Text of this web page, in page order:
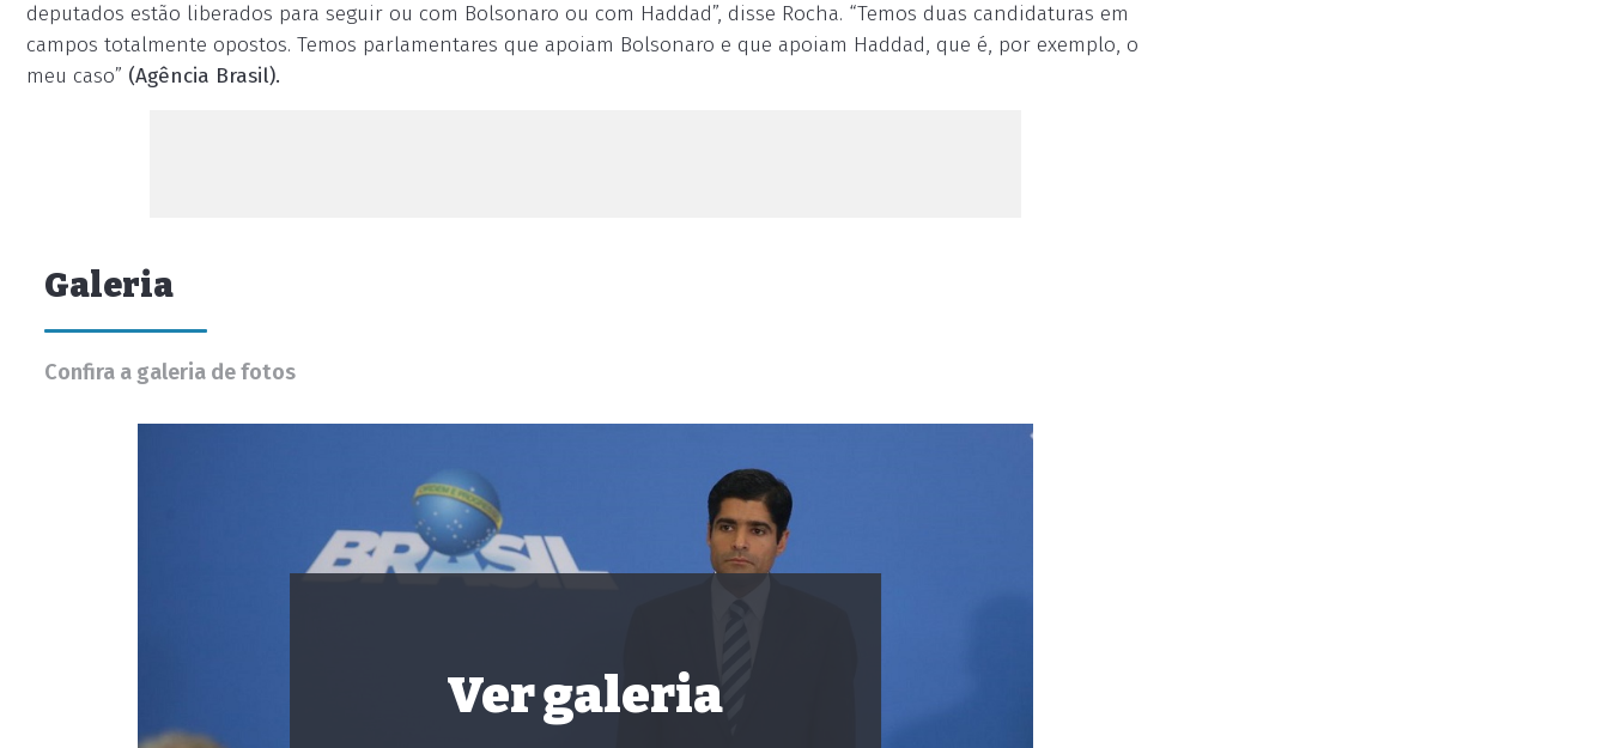
deputados estão liberados para seguir ou com Bolsonaro ou com Haddad”, disse Rocha. “Temos duas candidaturas em
campos totalmente opostos. Temos parlamentares que apoiam Bolsonaro e que apoiam Haddad, que é, por exemplo, o
meu caso” (Agência Brasil).
Galeria
Confira a galeria de fotos
Ver galeria